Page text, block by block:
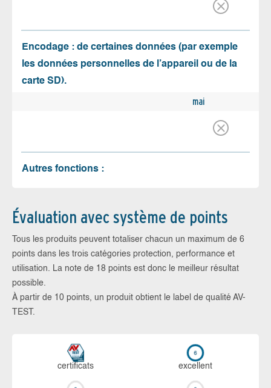
Encodage : de certaines données (par exemple
les données personnelles de l’appareil ou de la
carte SD).
mai
Autres fonctions :
Évaluation avec système de points
Tous les produits peuvent totaliser chacun un maximum de 6
points dans les trois catégories protection, performance et
utilisation. La note de 18 points est donc le meilleur résultat
possible.
À partir de 10 points, un produit obtient le label de qualité AV-
TEST.
certi­ficats ex­cellent